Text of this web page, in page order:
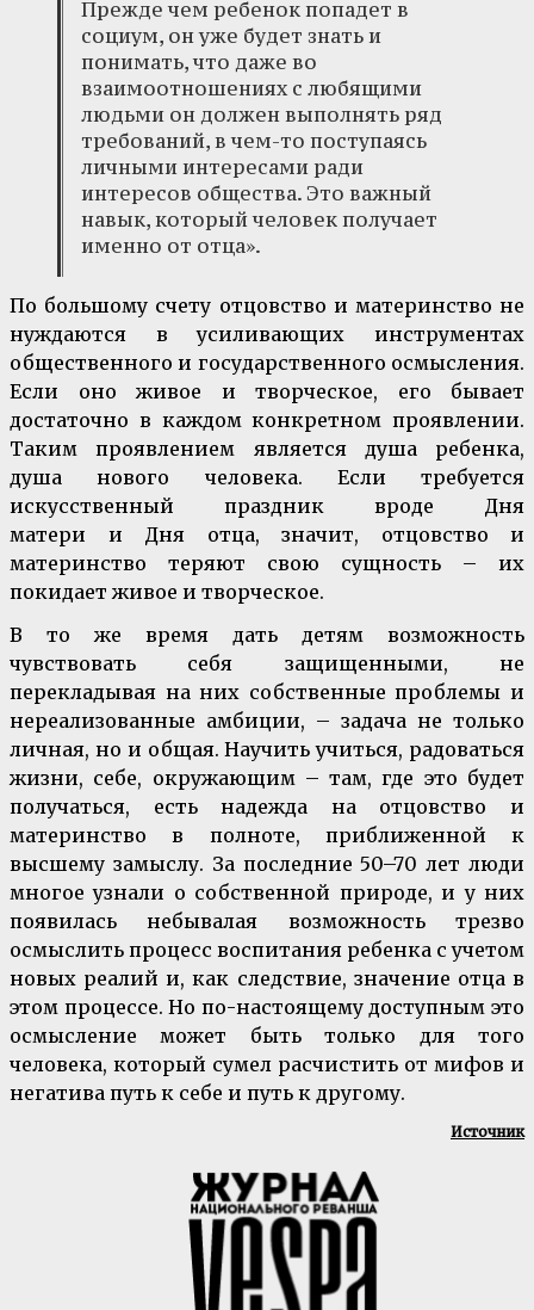
Прежде чем ребенок попадет в
социум, он уже будет знать и
понимать, что даже во
взаимоотношениях с любящими
людьми он должен выполнять ряд
требований, в чем-то поступаясь
личными интересами ради
интересов общества. Это важный
навык, который человек получает
именно от отца».
По большому счету отцовство и материнство не
нуждаются в усиливающих инструментах
общественного и государственного осмысления.
Если оно живое и творческое, его бывает
достаточно в каждом конкретном проявлении.
Таким проявлением является душа ребенка,
душа нового человека. Если требуется
искусственный праздник вроде Дня
матери и Дня отца, значит, отцовство и
материнство теряют свою сущность – их
покидает живое и творческое.
В то же время дать детям возможность
чувствовать себя защищенными, не
перекладывая на них собственные проблемы и
нереализованные амбиции, – задача не только
личная, но и общая. Научить учиться, радоваться
жизни, себе, окружающим – там, где это будет
получаться, есть надежда на отцовство и
материнство в полноте, приближенной к
высшему замыслу. За последние 50–70 лет люди
многое узнали о собственной природе, и у них
появилась небывалая возможность трезво
осмыслить процесс воспитания ребенка с учетом
новых реалий и, как следствие, значение отца в
этом процессе. Но по-настоящему доступным это
осмысление может быть только для того
человека, который сумел расчистить от мифов и
негатива путь к себе и путь к другому.
Источник